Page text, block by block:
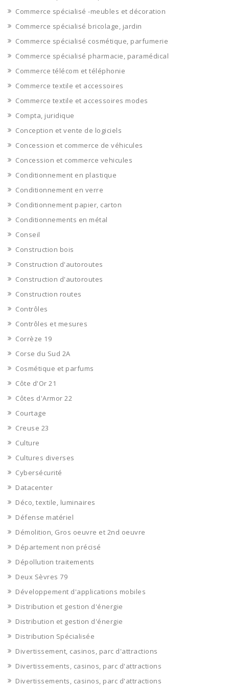
Commerce spécialisé -meubles et décoration
Commerce spécialisé bricolage, jardin
Commerce spécialisé cosmétique, parfumerie
Commerce spécialisé pharmacie, paramédical
Commerce télécom et téléphonie
Commerce textile et accessoires
Commerce textile et accessoires modes
Compta, juridique
Conception et vente de logiciels
Concession et commerce de véhicules
Concession et commerce vehicules
Conditionnement en plastique
Conditionnement en verre
Conditionnement papier, carton
Conditionnements en métal
Conseil
Construction bois
Construction d'autoroutes
Construction d'autoroutes
Construction routes
Contrôles
Contrôles et mesures
Corrèze 19
Corse du Sud 2A
Cosmétique et parfums
Côte d'Or 21
Côtes d'Armor 22
Courtage
Creuse 23
Culture
Cultures diverses
Cybersécurité
Datacenter
Déco, textile, luminaires
Défense matériel
Démolition, Gros oeuvre et 2nd oeuvre
Département non précisé
Dépollution traitements
Deux Sèvres 79
Développement d'applications mobiles
Distribution et gestion d'énergie
Distribution et gestion d'énergie
Distribution Spécialisée
Divertissement, casinos, parc d'attractions
Divertissements, casinos, parc d'attractions
Divertissements, casinos, parc d'attractions